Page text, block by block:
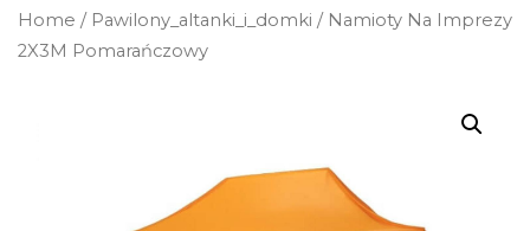
Home / Pawilony_altanki_i_domki / Namioty Na Imprezy
2X3M Pomarańczowy